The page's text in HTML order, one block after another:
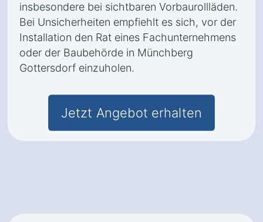
insbesondere bei sichtbaren Vorbaurollläden.
Bei Unsicherheiten empfiehlt es sich, vor der
Installation den Rat eines Fachunternehmens
oder der Baubehörde in Münchberg
Gottersdorf einzuholen.
Jetzt Angebot erhalten